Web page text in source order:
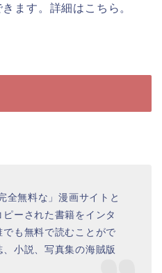
ます。詳細はこちら。
全無料な」漫画サイトと
ーされた書籍をインタ
も無料で読むことがで
小説、写真集の海賊版